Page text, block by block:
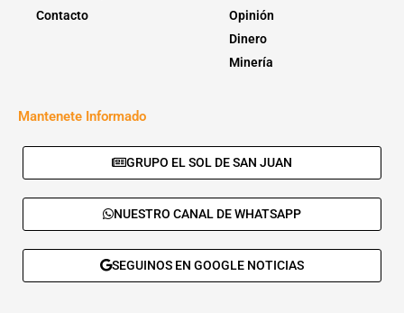
Contacto
Opinión
Dinero
Minería
Mantenete Informado
GRUPO EL SOL DE SAN JUAN
NUESTRO CANAL DE WHATSAPP
SEGUINOS EN GOOGLE NOTICIAS